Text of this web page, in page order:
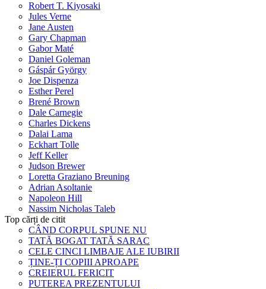
Robert T. Kiyosaki
Jules Verne
Jane Austen
Gary Chapman
Gabor Maté
Daniel Goleman
Gáspár György
Joe Dispenza
Esther Perel
Brené Brown
Dale Carnegie
Charles Dickens
Dalai Lama
Eckhart Tolle
Jeff Keller
Judson Brewer
Loretta Graziano Breuning
Adrian Asoltanie
Napoleon Hill
Nassim Nicholas Taleb
Top cărți de citit
CÂND CORPUL SPUNE NU
TATĂ BOGAT TATĂ SARAC
CELE CINCI LIMBAJE ALE IUBIRII
ȚINE-ȚI COPIII APROAPE
CREIERUL FERICIT
PUTEREA PREZENTULUI